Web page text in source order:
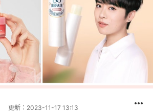
更新： 2023-11-17 13:13